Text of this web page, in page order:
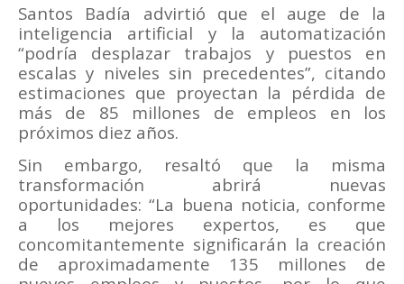
Santos Badía advirtió que el auge de la
inteligencia artificial y la automatización
“podría desplazar trabajos y puestos en
escalas y niveles sin precedentes”, citando
estimaciones que proyectan la pérdida de
más de 85 millones de empleos en los
próximos diez años.
Sin embargo, resaltó que la misma
transformación abrirá nuevas
oportunidades: “La buena noticia, conforme
a los mejores expertos, es que
concomitantemente significarán la creación
de aproximadamente 135 millones de